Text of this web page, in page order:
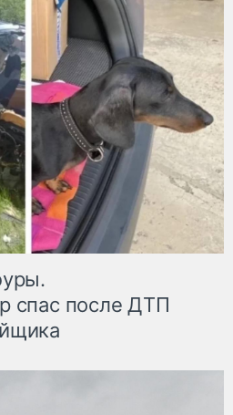
спас после ДТП